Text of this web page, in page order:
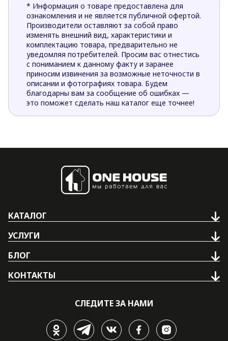
* Информация о товаре предоставлена для
ознакомления и не является публичной офертой.
Производители оставляют за собой право
изменять внешний вид, характеристики и
комплектацию товара, предварительно не
уведомляя потребителей. Просим вас отнестись
с пониманием к данному факту и заранее
приносим извинения за возможные неточности в
описании и фотографиях товара. Будем
благодарны вам за сообщение об ошибках —
это поможет сделать наш каталог еще точнее!
КАТАЛОГ
УСЛУГИ
БЛОГ
КОНТАКТЫ
СЛЕДИТЕ ЗА НАМИ